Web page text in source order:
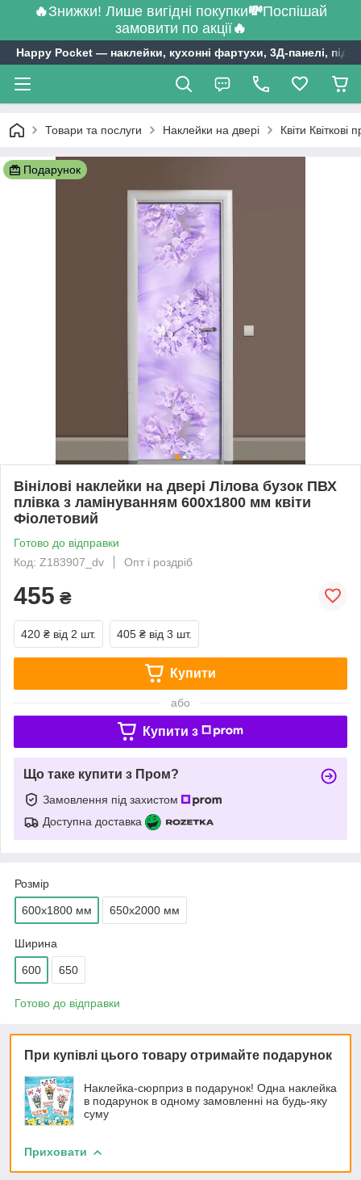
🔥Знижки! Лише вигідні покупки💸Поспішай
замовити по акції🔥
Happy Pocket ― наклейки, кухонні фартухи, 3Д-панелі,
Товари та послуги Наклейки на двері Квіти
Подарунок
Вінілові наклейки на двері Лілова бузок ПВХ
плівка з ламінуванням 600х1800 мм квіти
Фіолетовий
Готово до відправки
Код: Z183907_dv
Опт і роздріб
455 ₴
420 ₴ від 2 шт. 405 ₴ від 3 шт.
Купити
або
Купити з
Що таке купити з Пром?
Замовлення під захистом
Доступна доставка
Розмір
600х1800 мм 650х2000 мм
Ширина
600 650
Готово до відправки
При купівлі цього товару отримайте подарунок
Наклейка-сюрприз в подарунок! Одна наклейка
в подарунок в одному замовленні на будь-яку
суму
Приховати